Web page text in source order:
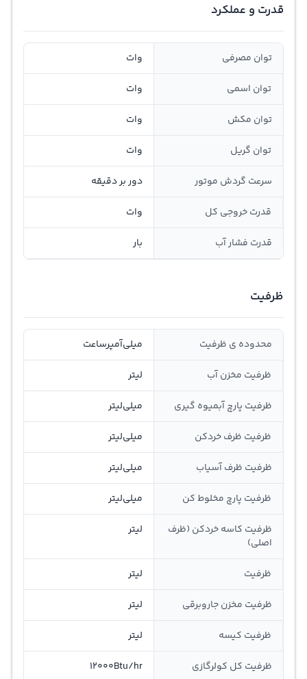
قدرت و عملکرد
توان مصرفی وات
توان اسمی وات
توان مکش وات
توان گريل وات
سرعت گردش موتور دور بر دقیقه
قدرت خروجی کل وات
قدرت فشار آب بار
ظرفیت
محدوده ی ظرفیت ميلي‌آمپر‌ساعت
ظرفیت مخزن آب لیتر
ظرفیت پارچ آبمیوه گیری میلی‌لیتر
ظرفیت ظرف خردکن میلی‌لیتر
ظرفیت ظرف آسیاب میلی‌لیتر
ظرفیت پارچ مخلوط کن میلی‌لیتر
ظرفیت کاسه خردکن (ظرف
اصلی)
لیتر
ظرفیت لیتر
ظرفیت مخزن جاروبرقی لیتر
ظرفیت کیسه لیتر
ظرفیت کل کولرگازی 12000Btu/hr